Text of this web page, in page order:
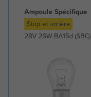
Ampoule Spécifique
Stop et arrière
28V 26W BA15d (SBC)